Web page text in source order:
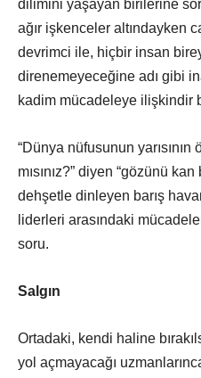
dilimini yaşayan birilerine
ağır işkenceler altındayken
devrimci ile, hiçbir insan
direnemeyeceğine adı gibi
kadim mücadeleye ilişkindir
“Dünya nüfusunun
mısınız?” diyen “gözünü
dehşetle dinleyen barış
liderleri arasındaki
soru.
Salgın
Ortadaki, kendi haline
yol açmayacağı